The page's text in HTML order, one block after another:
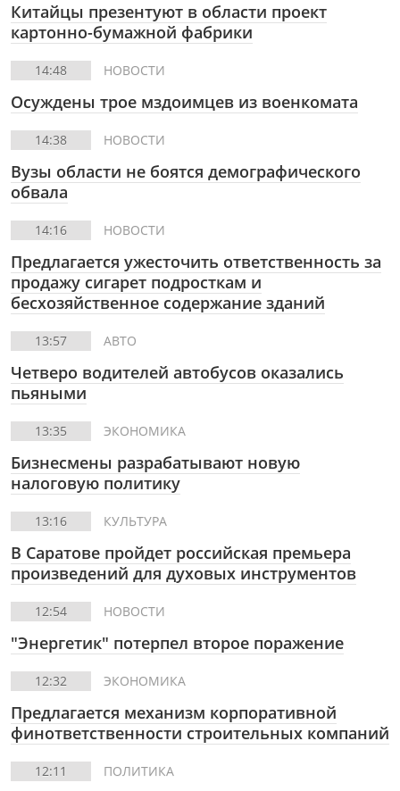
Китайцы презентуют в области проект
картонно-бумажной фабрики
14:48 НОВОСТИ
Осуждены трое мздоимцев из военкомата
14:38 НОВОСТИ
Вузы области не боятся демографического
обвала
14:16 НОВОСТИ
Предлагается ужесточить ответственность за
продажу сигарет подросткам и
бесхозяйственное содержание зданий
13:57 АВТО
Четверо водителей автобусов оказались
пьяными
13:35 ЭКОНОМИКА
Бизнесмены разрабатывают новую
налоговую политику
13:16 КУЛЬТУРА
В Саратове пройдет российская премьера
произведений для духовых инструментов
12:54 НОВОСТИ
"Энергетик" потерпел второе поражение
12:32 ЭКОНОМИКА
Предлагается механизм корпоративной
финответственности строительных компаний
12:11 ПОЛИТИКА